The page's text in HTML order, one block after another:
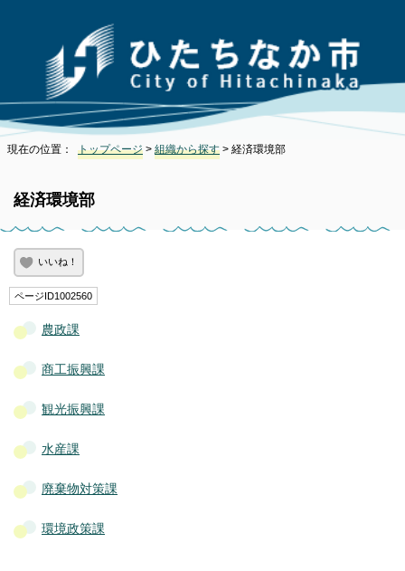
現在の位置： トップページ > 組織から探す > 経済環境部
経済環境部
いいね！
ページID1002560
農政課
商工振興課
観光振興課
水産課
廃棄物対策課
環境政策課